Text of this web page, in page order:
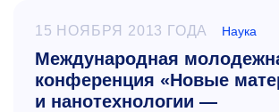
15 НОЯБРЯ 2013 ГОДА Наука
Международная
конференция «Новые
и нанотехнологии —